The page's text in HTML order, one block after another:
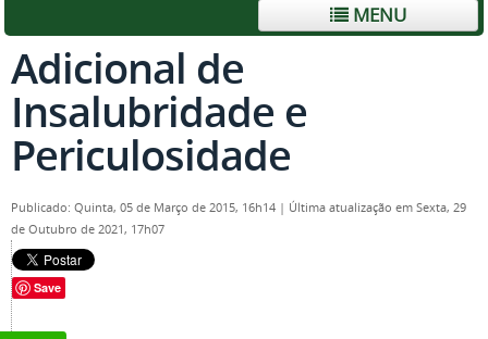
MENU
Adicional de
Insalubridade e
Periculosidade
Publicado: Quinta, 05 de Março de 2015, 16h14 | Última atualização em Sexta, 29
de Outubro de 2021, 17h07
Save